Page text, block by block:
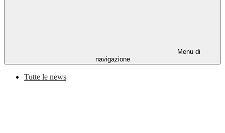
Menu di
navigazione
Tutte le news